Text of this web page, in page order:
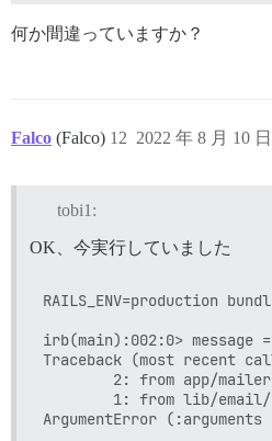
何か間違っていますか？
Falco (Falco) 2022 年 8 月 10
12
tobi1:
OK、今実行していました
RAILS_ENV=production
irb(main):002:0> message
Traceback (most recent
2: from app/
1: from lib/